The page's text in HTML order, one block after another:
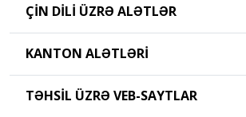
ÇIN DILI ÜZRƏ ALƏTLƏR
KANTON ALƏTLƏRI
TƏHSIL ÜZRƏ VEB-SAYTLAR